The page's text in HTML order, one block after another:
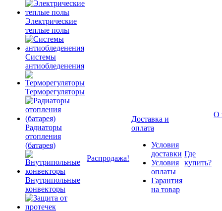
Электрические
теплые полы
Системы
антиобледенения
Терморегуляторы
Радиаторы
отопления
(батарея)
Внутрипольные
конвекторы
Распродажа!
Доставка и
оплата
Условия
доставки
Условия
оплаты
Гарантия
на товар
Где
купить?
О